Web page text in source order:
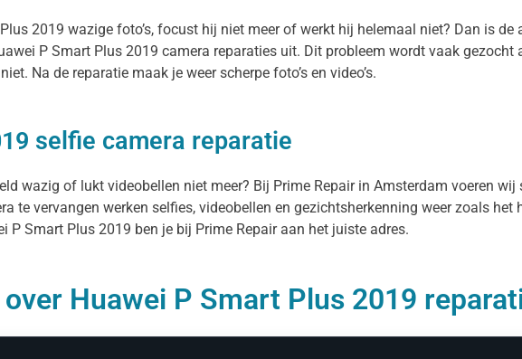
2019 wazige foto’s, focust hij niet meer of werkt hij helemaal niet? Dan is
P Smart Plus 2019 camera reparaties uit. Dit probleem wordt vaak gezocht
Na de reparatie maak je weer scherpe foto’s en video’s.
selfie camera reparatie
wazig of lukt videobellen niet meer? Bij Prime Repair in Amsterdam voeren
te vervangen werken selfies, videobellen en gezichtsherkenning weer zoals
P Smart Plus 2019 ben je bij Prime Repair aan het juiste adres.
Huawei P Smart Plus 2019